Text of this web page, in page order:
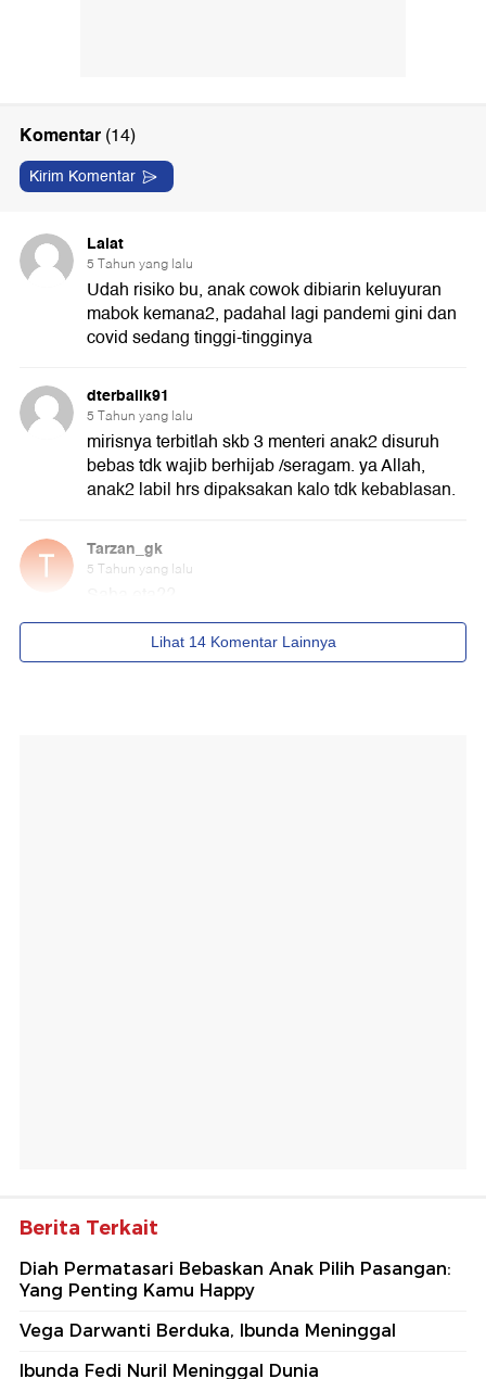
Berita Terkait
Diah Permatasari Bebaskan Anak Pilih Pasangan:
Yang Penting Kamu Happy
Vega Darwanti Berduka, Ibunda Meninggal
Ibunda Fedi Nuril Meninggal Dunia